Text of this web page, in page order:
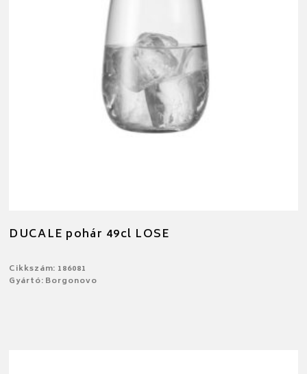
DUCALE pohár 49cl LOSE
Cikkszám: 186081
Gyártó: Borgonovo